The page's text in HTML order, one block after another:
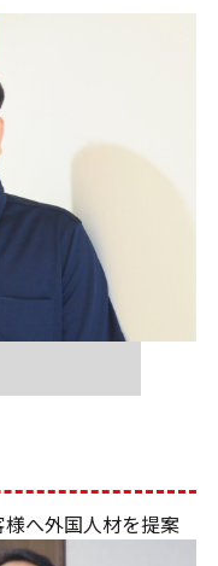
へ外国人材を提案